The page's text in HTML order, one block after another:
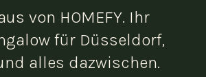
von HOMEFY. Ihr
für Düsseldorf,
alles dazwischen.